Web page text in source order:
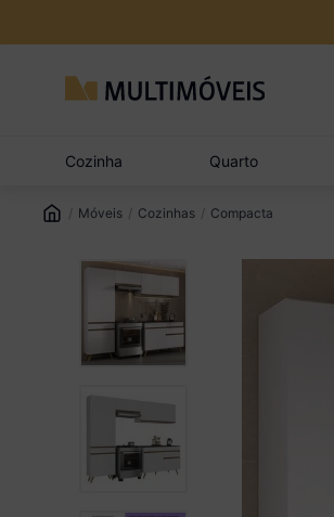
Cozinha Quarto
Móveis Cozinhas Compacta